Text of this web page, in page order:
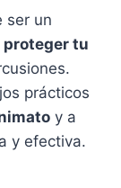
ser un
proteger tu
prácticos
y a
y efectiva.